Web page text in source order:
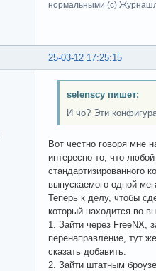
нормальными (c)
25-03-12 17:25:15
selenscy пишет:
И чо? Эти
Вот честно говоря мне
интересно то, что
стандартизированного
выпускаемого одной
Теперь к делу, чтобы
который находится во
1. Зайти через FreeNX,
перенаправление, тут
сказать добавить.
2. Зайти штатным